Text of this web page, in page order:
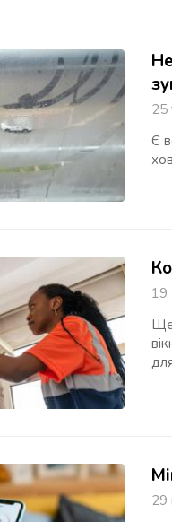
Є
Ще
29